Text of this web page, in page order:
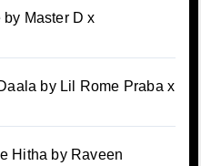
Master D x
by Lil Rome Praba x
by Raveen